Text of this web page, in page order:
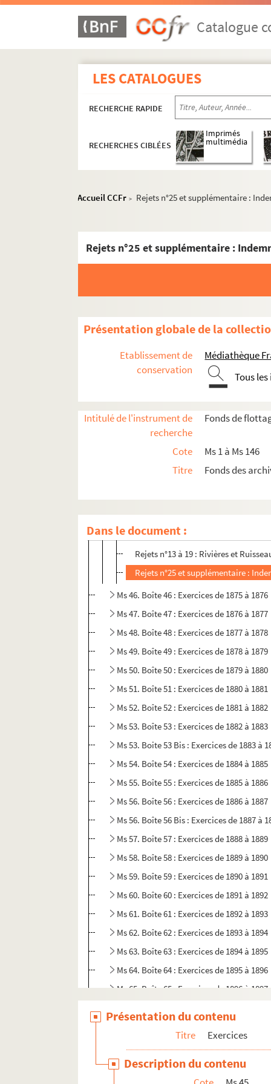
Catalogue
LES CATALOGUES
RECHERCHE RAPIDE
RECHERCHES CIBLÉES
Imprimés
multimédia
Accueil CCFr > Rejets n°25 et supplémentaire :
Présentation globale de la
Etablissement de
conservation
Médiathèque
Tous
Intitulé de l'instrument de
recherche
Fonds de
Cote
Ms 1 à Ms 146
Titre
Fonds des
Dans le document :
Ms 29. Boîte 29 : Exercices de 1852 à 1854
Ms 30. Boîte 30 : Exercices de 1854 à 1857
Ms 31. Boîte 31 : Exercices de 1857 à 1859
Ms 33. Boîte 33 : Exercices de 1860 à 1861
Ms 34. Boîte 34 : Exercices de 1861 à 1862
Ms 35. Boîte 35 : Exercices de 1862 à 1863
Ms 36. Boîte 36 : Exercices de 1863 à 1865
Ms 37. Boîte 37 : Exercices de 1865 à 1866
Ms 38. Boîte 38 : Exercices de 1866 à 1867
Ms 42. Boîte 42 : Exercices de 1871 à 1872
Ms 43. Boîte 43 : Exercices de 1872 à 1873
Recettes de la mise en état des deux
Correspondances diverses
Rejets de 1 à 25, supplémentaire et
Rejet n°1 : de Pont d'Yonne à Pont
Rejet n°2 : de Pont Charreau au
Rejet n°7 : d'Anguison à La Mance
Rejet n°8 : de La Mance à Lucy
Rejets n°9 à 12 : Mise en état et tas
Rejets n°13 à 19 : Rivières et
Rejets n°25 et supplémentaire :
Ms 46. Boîte 46 : Exercices de 1875 à 1876
Ms 47. Boîte 47 : Exercices de 1876 à 1877
Ms 48. Boîte 48 : Exercices de 1877 à 1878
Ms 49. Boîte 49 : Exercices de 1878 à 1879
Ms 50. Boîte 50 : Exercices de 1879 à 1880
Ms 51. Boîte 51 : Exercices de 1880 à 1881
Ms 52. Boîte 52 : Exercices de 1881 à 1882
Ms 53. Boîte 53 : Exercices de 1882 à 1883
Ms 53. Boite 53 Bis : Exercices de 1883 à
Ms 54. Boîte 54 : Exercices de 1884 à 1885
Ms 55. Boîte 55 : Exercices de 1885 à 1886
Ms 56. Boîte 56 : Exercices de 1886 à 1887
Ms 56. Boîte 56 Bis : Exercices de 1887 à
Ms 57. Boîte 57 : Exercices de 1888 à 1889
Ms 58. Boîte 58 : Exercices de 1889 à 1890
Ms 59. Boîte 59 : Exercices de 1890 à 1891
Ms 60. Boîte 60 : Exercices de 1891 à 1892
Ms 61. Boîte 61 : Exercices de 1892 à 1893
Ms 62. Boîte 62 : Exercices de 1893 à 1894
Ms 63. Boîte 63 : Exercices de 1894 à 1895
Ms 64. Boîte 64 : Exercices de 1895 à 1896
Ms 65. Boîte 65 : Exercices de 1896 à 1897
Ms 69. Boîte 69 : Exercices de 1900 à 1901
Présentation du contenu
Titre Exercices
Description du contenu